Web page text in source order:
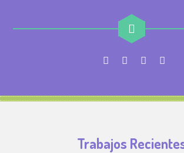
Trabajos